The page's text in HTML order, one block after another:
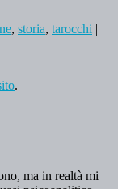
, storia, tarocchi |
.